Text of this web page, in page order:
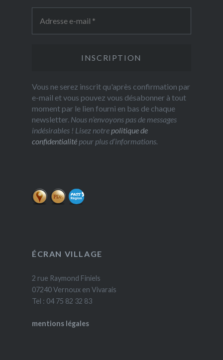
Vous ne serez inscrit qu'après confirmation par
e-mail et vous pouvez vous désabonner à tout
moment par le lien fourni en bas de chaque
newsletter. Nous n’envoyons pas de messages
indésirables ! Lisez notre politique de
confidentialitépour plus d’informations.
ÉCRAN VILLAGE
2 rue Raymond Finiels
07240 Vernoux en Vivarais
Tel : 04 75 82 32 83
mentions légales